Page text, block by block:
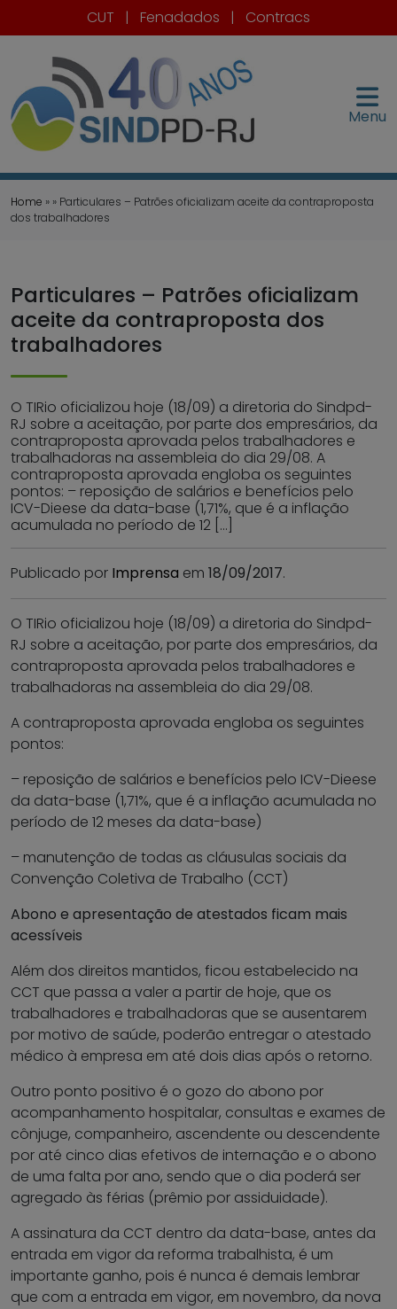
CUT | Fenadados | Contracs
Menu
Home » » Particulares – Patrões oficializam aceite da contraproposta
dos trabalhadores
Particulares – Patrões oficializam
aceite da contraproposta dos
trabalhadores
O TIRio oficializou hoje (18/09) a diretoria do Sindpd-
RJ sobre a aceitação, por parte dos empresários, da
contraproposta aprovada pelos trabalhadores e
trabalhadoras na assembleia do dia 29/08. A
contraproposta aprovada engloba os seguintes
pontos: – reposição de salários e benefícios pelo
ICV-Dieese da data-base (1,71%, que é a inflação
acumulada no período de 12 […]
Publicado por Imprensa em 18/09/2017.
O TIRio oficializou hoje (18/09) a diretoria do Sindpd-
RJ sobre a aceitação, por parte dos empresários, da
contraproposta aprovada pelos trabalhadores e
trabalhadoras na assembleia do dia 29/08.
A contraproposta aprovada engloba os seguintes
pontos:
– reposição de salários e benefícios pelo ICV-Dieese
da data-base (1,71%, que é a inflação acumulada no
período de 12 meses da data-base)
– manutenção de todas as cláusulas sociais da
Convenção Coletiva de Trabalho (CCT)
Abono e apresentação de atestados ficam mais
acessíveis
Além dos direitos mantidos, ficou estabelecido na
CCT que passa a valer a partir de hoje, que os
trabalhadores e trabalhadoras que se ausentarem
por motivo de saúde, poderão entregar o atestado
médico à empresa em até dois dias após o retorno.
Outro ponto positivo é o gozo do abono por
acompanhamento hospitalar, consultas e exames de
cônjuge, companheiro, ascendente ou descendente
por até cinco dias efetivos de internação e o abono
de uma falta por ano, sendo que o dia poderá ser
agregado às férias (prêmio por assiduidade).
A assinatura da CCT dentro da data-base, antes da
entrada em vigor da reforma trabalhista, é um
importante ganho, pois é nunca é demais lembrar
que com a entrada em vigor, em novembro, da nova